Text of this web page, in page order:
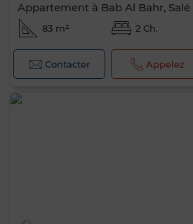
Appartement à Bab Al Bahr, Salé
83 m² 2 Ch.
Contacter Appelez